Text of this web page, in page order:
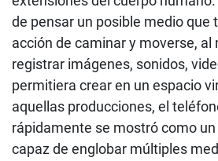
de pensar un posible medio que
acción de caminar y moverse,
registrar imágenes, sonidos,
permitiera crear en un espacio
aquellas producciones, el
rápidamente se mostró como
capaz de englobar múltiples